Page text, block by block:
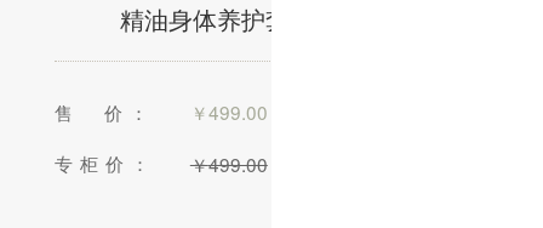
精油身体养护套装/4件(售馨)
售 价： ￥499.00
专柜价：
￥499.00